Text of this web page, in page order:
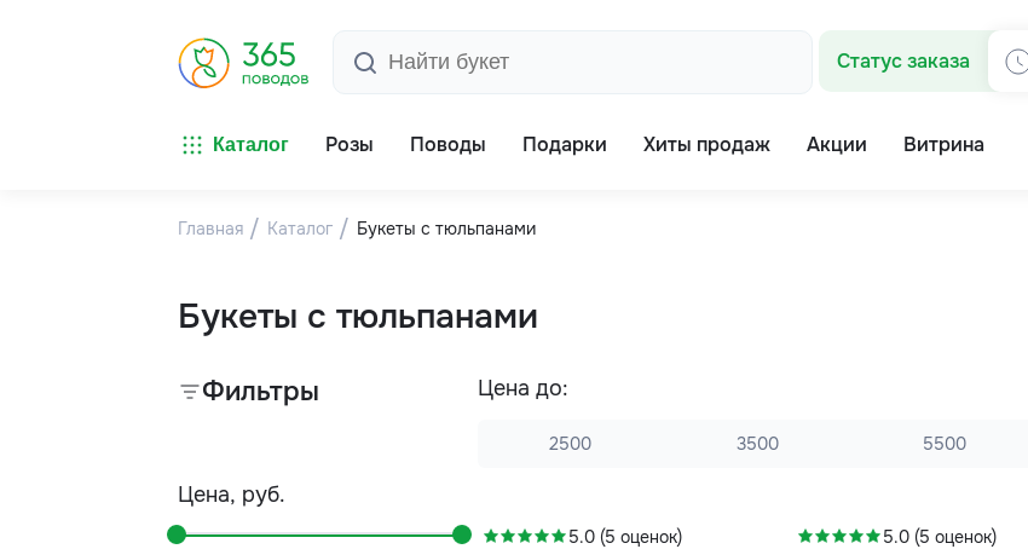
Статус заказа
Каталог Розы Поводы Подарки Хиты продаж Акции Витрина
Главная Каталог Букеты с тюльпанами
Букеты с тюльпанами
Фильтры
Цена, руб.
Цена до:
2500 3500 5500
5.0 (5 оценок) 5.0 (5 оценок)